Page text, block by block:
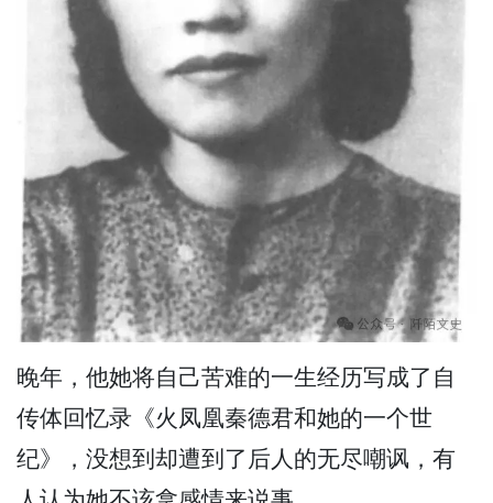
晚年，他她将自己苦难的一生经历写成了自
传体回忆录《火凤凰秦德君和她的一个世
纪》，没想到却遭到了后人的无尽嘲讽，有